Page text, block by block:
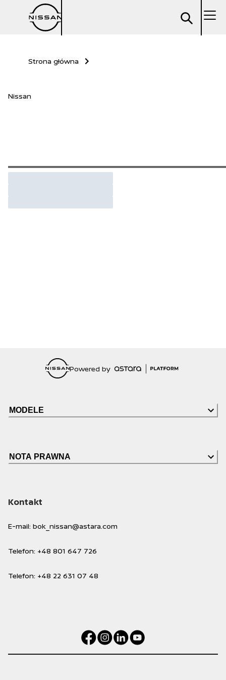
Strona główna
Nissan
Powered by
MODELE
NOTA PRAWNA
Kontakt
E-mail: bok_nissan@astara.com
Telefon: +48 801 647 726
Telefon: +48 22 631 07 48